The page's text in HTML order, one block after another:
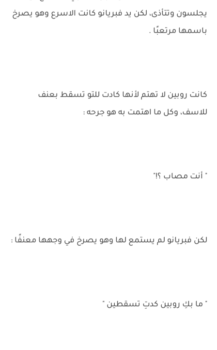
يجلسون وتتأذى، لكن يد فبريانو كانت الاسرع وهو يصرخ
باسمها مرتعبًا .
كانت روبين لا تهتم لأنها كادت للتو تسقط بعنف
للاسف، وكل ما اهتمت به هو جرحه :
" أنت مصاب ؟!"
لكن فبريانو لم يستمع لها وهو يصرخ في وجهها معنفًا :
" ما بكِ روبين كدتِ تسقطين "